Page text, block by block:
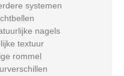
systemen
nagels
textuur
rommel